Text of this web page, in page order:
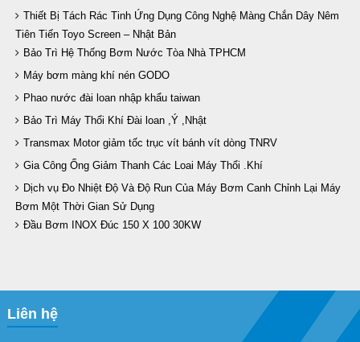
Thiết Bị Tách Rác Tinh Ứng Dụng Công Nghệ Màng Chắn Dây Nêm
Tiên Tiến Toyo Screen – Nhật Bản
Bảo Trì Hệ Thống Bơm Nước Tòa Nhà TPHCM
Máy bơm màng khí nén GODO
Phao nước đài loan nhập khẩu taiwan
Bảo Trì Máy Thổi Khí Đài loan ,Ý ,Nhật
Transmax Motor giảm tốc trục vít bánh vít dòng TNRV
Gia Công Ống Giảm Thanh Các Loai Máy Thổi .Khí
Dịch vụ Đo Nhiệt Độ Và Độ Run Của Máy Bơm Canh Chỉnh Lại Máy
Bơm Một Thời Gian Sử Dụng
Đầu Bơm INOX Đúc 150 X 100 30KW
Liên hệ